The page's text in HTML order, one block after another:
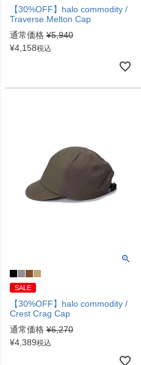
【30%OFF】halo commodity /
Traverse Melton Cap
通常価格 ¥5,940
¥4,158税込
SALE
【30%OFF】halo commodity /
Crest Crag Cap
通常価格 ¥6,270
¥4,389税込